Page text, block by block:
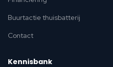
Buurtactie thuisbatterij
Contact
Kennisbank